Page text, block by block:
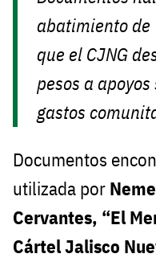
abatimiento de
que el CJNG
pesos a
gastos
Documentos
utilizada por
Cervantes, “El
Cártel Jalisco